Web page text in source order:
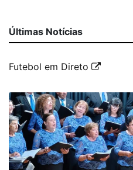
Últimas Notícias
Futebol em Direto